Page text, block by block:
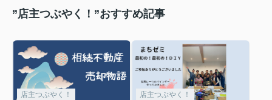
”店主つぶやく！”おすすめ記事
店主つぶやく！ 店主つぶやく！